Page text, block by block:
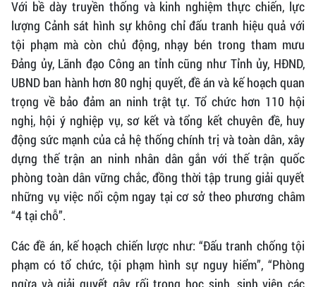
Với bề dày truyền thống và kinh nghiệm thực chiến, lực
lượng Cảnh sát hình sự không chỉ đấu tranh hiệu quả với
tội phạm mà còn chủ động, nhạy bén trong tham mưu
Đảng ủy, Lãnh đạo Công an tỉnh cũng như Tỉnh ủy, HĐND,
UBND ban hành hơn 80 nghị quyết, đề án và kế hoạch quan
trọng về bảo đảm an ninh trật tự. Tổ chức hơn 110 hội
nghị, hội ý nghiệp vụ, sơ kết và tổng kết chuyên đề, huy
động sức mạnh của cả hệ thống chính trị và toàn dân, xây
dựng thế trận an ninh nhân dân gắn với thế trận quốc
phòng toàn dân vững chắc, đồng thời tập trung giải quyết
những vụ việc nổi cộm ngay tại cơ sở theo phương châm
“4 tại chỗ”.
Các đề án, kế hoạch chiến lược như: “Đấu tranh chống tội
phạm có tổ chức, tội phạm hình sự nguy hiểm”, “Phòng
ngừa và giải quyết gây rối trong học sinh, sinh viên các